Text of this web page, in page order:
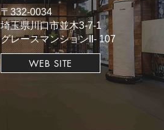
​〒332-0034
埼玉県川口市並木3-7-1
​グレースマンションII- 107
WEB SITE